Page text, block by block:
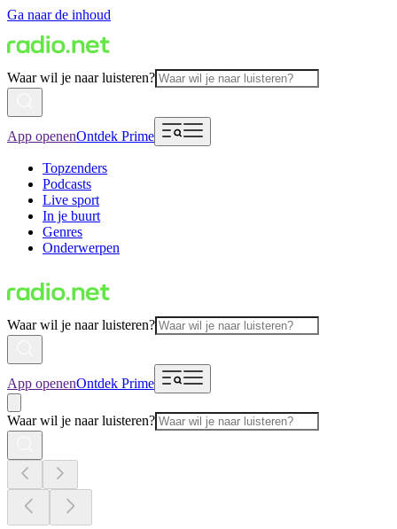
Ga naar de inhoud
Waar wil je naar luisteren?
App openenOntdek Prime
Topzenders
Podcasts
Live sport
In je buurt
Genres
Onderwerpen
Waar wil je naar luisteren?
App openenOntdek Prime
Waar wil je naar luisteren?